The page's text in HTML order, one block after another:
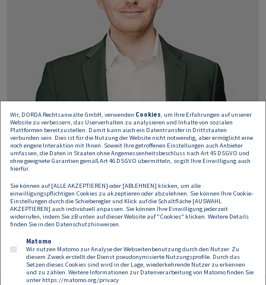
Philipp Nöhrer-Resch
Rechtsanwaltsanwärter
philipp.noehrer-resch@dorda.at
Wir, DORDA Rechtsanwälte GmbH, verwenden Cookies, um Ihre Erfahrungen auf unserer
Website zu verbessern, das Userverhalten zu analysieren und Inhalte von sozialen
Plattformen bereitzustellen. Damit kann auch ein Datentransfer in Drittstaaten
verbunden sein. Dies ist für die Nutzung der Website nicht notwendig, aber ermöglicht eine
noch engere Interaktion mit Ihnen. Soweit Ihre getroffenen Einstellungen auch Anbieter
umfassen, die Daten in Staaten ohne Angemessenheitsbeschluss nach Art 45 DSGVO und
ohne geeignete Garantien gemäß Art 46 DSGVO übermitteln, so gilt Ihre Einwilligung auch
hierfür.
Sie können auf [ALLE AKZEPTIEREN] oder [ABLEHNEN] klicken, um alle
einwilligungspflichtigen Cookies zu akzeptieren oder abzulehnen. Sie können Ihre Cookie-
Einstellungen durch die Schieberegler und Klick auf die Schaltfläche [AUSWAHL
AKZEPTIEREN] auch individuell anpassen. Sie können Ihre Einwilligung jederzeit
widerrufen, indem Sie zB unten auf dieser Website auf "Cookies" klicken. Weitere Details
finden Sie in den Datenschutzhinweisen.
Matomo
Wir nutzen Matomo zur Analyse der Webseitenbenutzung durch den Nutzer. Zu
diesem Zweck erstellt der Dienst pseudonymisierte Nutzungsprofile. Durch das
Setzen dieses Cookies sind wird in der Lage, wiederkehrende Nutzer zu erkennen
und zu zählen. Weitere Informationen zur Datenverarbeitung von Matomo finden Sie
unter https://matomo.org/privacy